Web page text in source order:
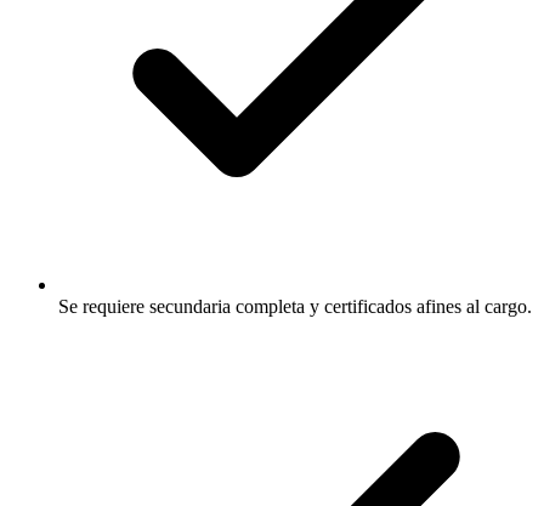
Se requiere secundaria completa y certificados afines al cargo.